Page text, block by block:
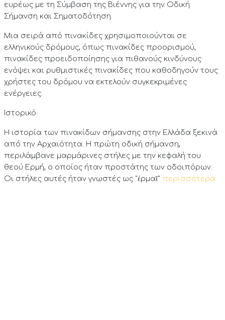
ευρέως με τη Σύμβαση της Βιέννης για την Οδική
Σήμανση και Σηματοδότηση.
Μια σειρά από πινακίδες χρησιμοποιούνται σε
ελληνικούς δρόμους, όπως πινακίδες προορισμού,
πινακίδες προειδοποίησης για πιθανούς κινδύνους
ενόψει και ρυθμιστικές πινακίδες που καθοδηγούν τους
χρήστες του δρόμου να εκτελούν συγκεκριμένες
ενέργειες.
Ιστορικό
Η ιστορία των πινακίδων σήμανσης στην Ελλάδα ξεκινά
από την Αρχαιότητα. Η πρώτη οδική σήμανση,
περιλάμβανε μαρμάρινες στήλες με την κεφαλή του
θεού Ερμή, ο οποίος ήταν προστάτης των οδοιπόρων.
Οι στήλες αυτές ήταν γνωστές ως "ἑρμαῖ" περισσότερα